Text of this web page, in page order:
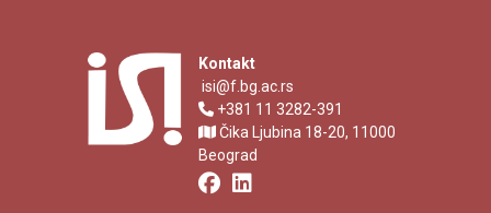
Kontakt
isi@f.bg.ac.rs
+381 11 3282-391
Čika Ljubina 18-20, 11000
Beograd